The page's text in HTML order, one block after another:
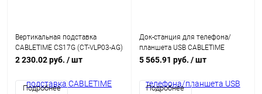
Вертикальная подставка
CABLETIME CS17G (CT-VLP03-AG)
для ноутбука Gravity
2 230.02 руб. / шт
Подробнее
Док-станция для телефона/
планшета USB CABLETIME
CB04G (CT-HUBC6-AG) 8-в-1, USB-
4K HDMI, SD/TF, 100W Power
Delivery
5 565.91 руб. / шт
Подробнее